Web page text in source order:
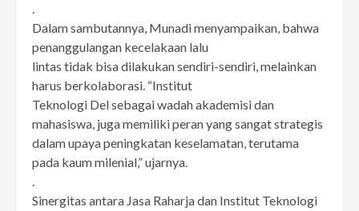
.
Dalam sambutannya, Munadi menyampaikan, bahwa
penanggulangan kecelakaan lalu
lintas tidak bisa dilakukan sendiri-sendiri, melainkan
harus berkolaborasi. “Institut
Teknologi Del sebagai wadah akademisi dan
mahasiswa, juga memiliki peran yang sangat strategis
dalam upaya peningkatan keselamatan, terutama
pada kaum milenial,” ujarnya.
.
Sinergitas antara Jasa Raharja dan Institut Teknologi